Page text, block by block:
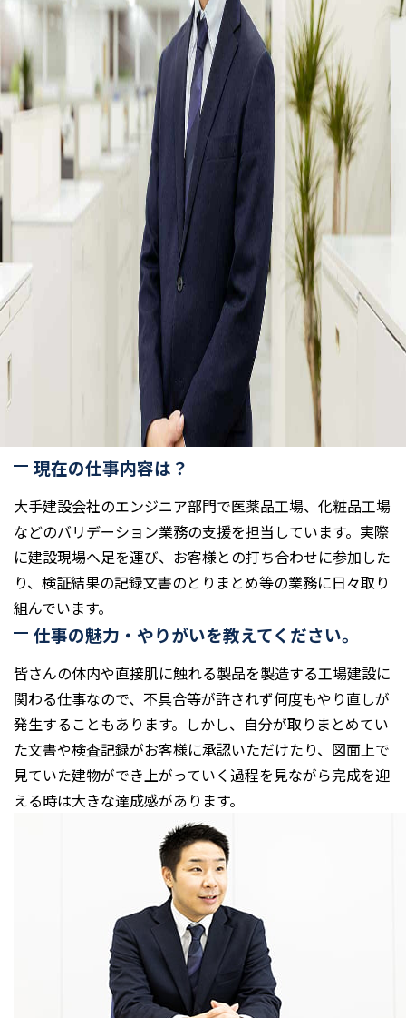
現在の仕事内容は？
大手建設会社のエンジニア部門で医薬品工場、化粧品工場
などのバリデーション業務の支援を担当しています。実際
に建設現場へ足を運び、お客様との打ち合わせに参加した
り、検証結果の記録文書のとりまとめ等の業務に日々取り
組んでいます。
仕事の魅力・やりがいを教えてください。
皆さんの体内や直接肌に触れる製品を製造する工場建設に
関わる仕事なので、不具合等が許されず何度もやり直しが
発生することもあります。しかし、自分が取りまとめてい
た文書や検査記録がお客様に承認いただけたり、図面上で
見ていた建物ができ上がっていく過程を見ながら完成を迎
える時は大きな達成感があります。